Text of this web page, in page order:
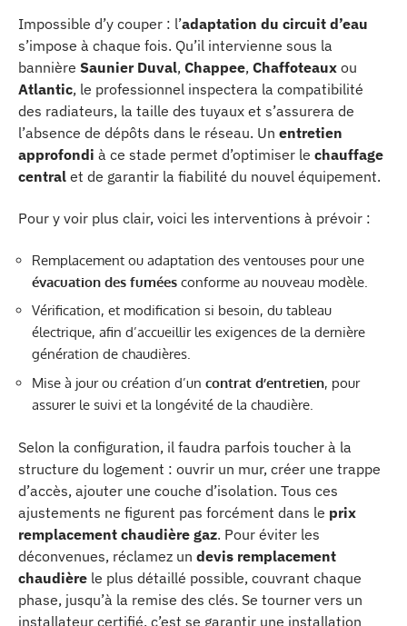
Impossible d’y couper : l’adaptation du circuit d’eau
s’impose à chaque fois. Qu’il intervienne sous la
bannière Saunier Duval, Chappee, Chaffoteaux ou
Atlantic, le professionnel inspectera la compatibilité
des radiateurs, la taille des tuyaux et s’assurera de
l’absence de dépôts dans le réseau. Un entretien
approfondi à ce stade permet d’optimiser le chauffage
central et de garantir la fiabilité du nouvel équipement.
Pour y voir plus clair, voici les interventions à prévoir :
Remplacement ou adaptation des ventouses pour une
évacuation des fumées conforme au nouveau modèle.
Vérification, et modification si besoin, du tableau
électrique, afin d’accueillir les exigences de la dernière
génération de chaudières.
Mise à jour ou création d’un contrat d’entretien, pour
assurer le suivi et la longévité de la chaudière.
Selon la configuration, il faudra parfois toucher à la
structure du logement : ouvrir un mur, créer une trappe
d’accès, ajouter une couche d’isolation. Tous ces
ajustements ne figurent pas forcément dans le prix
remplacement chaudière gaz. Pour éviter les
déconvenues, réclamez un devis remplacement
chaudière le plus détaillé possible, couvrant chaque
phase, jusqu’à la remise des clés. Se tourner vers un
installateur certifié, c’est se garantir une installation